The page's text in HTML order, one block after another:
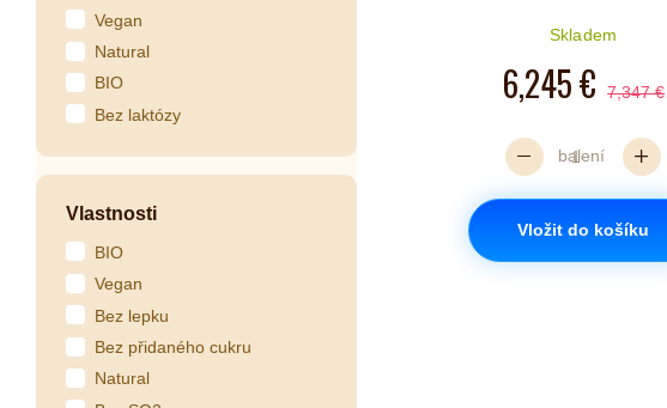
Vegan
Natural
BIO
Bez laktózy
Vlastnosti
BIO
Vegan
Bez lepku
Bez přidaného cukru
Natural
Skladem
6,245 € 7,347 €
balení
Vložit do košíku